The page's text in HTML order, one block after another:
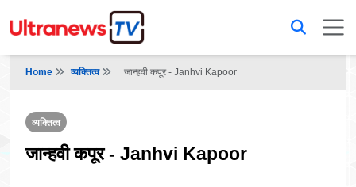
Home व्यक्तित्व जान्हवी कपूर - Janhvi Kapoor
व्यक्तित्व
जान्हवी कपूर - Janhvi Kapoor